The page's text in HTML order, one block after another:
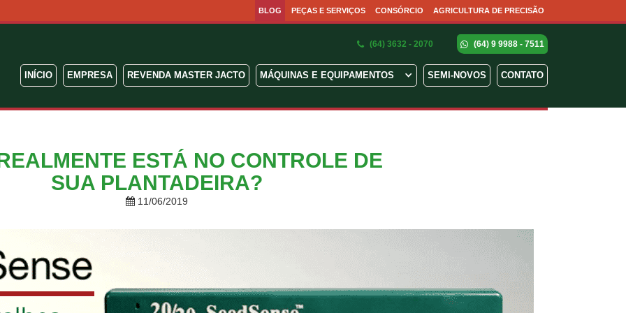
BLOG PEÇAS E SERVIÇOS CONSÓRCIO AGRICULTURA DE PRECISÃO
(64) 3632 - 2070 (64) 9 9988 - 7511
INÍCIO EMPRESA REVENDA MASTER JACTO MÁQUINAS E EQUIPAMENTOS SEMI-NOVOS CONTATO
ESTÁ NO CONTROLE DE
SUA PLANTADEIRA?
11/06/2019